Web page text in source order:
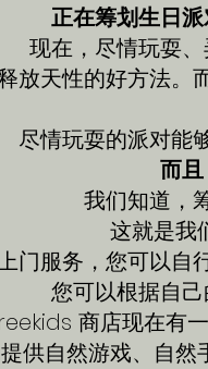
正在筹划生日
现在，尽情玩耍
放天性的好方法
尽情玩耍的派对能
而且
我们知道，
这就是我
门服务，您可以自
您可以根据自
商店现在有
供自然游戏、自